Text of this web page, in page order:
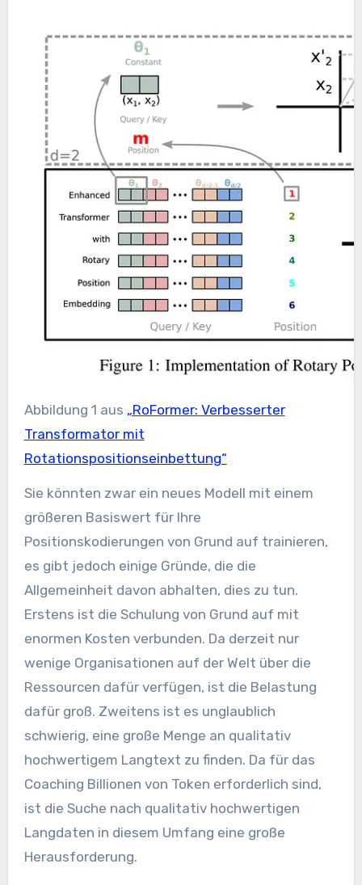
Abbildung 1 aus „RoFormer: Verbesserter
Transformator mit
Rotationspositionseinbettung“
Sie könnten zwar ein neues Modell mit einem
größeren Basiswert für Ihre
Positionskodierungen von Grund auf trainieren,
es gibt jedoch einige Gründe, die die
Allgemeinheit davon abhalten, dies zu tun.
Erstens ist die Schulung von Grund auf mit
enormen Kosten verbunden. Da derzeit nur
wenige Organisationen auf der Welt über die
Ressourcen dafür verfügen, ist die Belastung
dafür groß. Zweitens ist es unglaublich
schwierig, eine große Menge an qualitativ
hochwertigem Langtext zu finden. Da für das
Coaching Billionen von Token erforderlich sind,
ist die Suche nach qualitativ hochwertigen
Langdaten in diesem Umfang eine große
Herausforderung.